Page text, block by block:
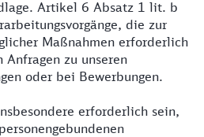
Artikel 6 Absatz 1 lit. b
die zur
Maßnahmen erforderlich
zu unseren
oder bei Bewerbungen.
erforderlich sein,